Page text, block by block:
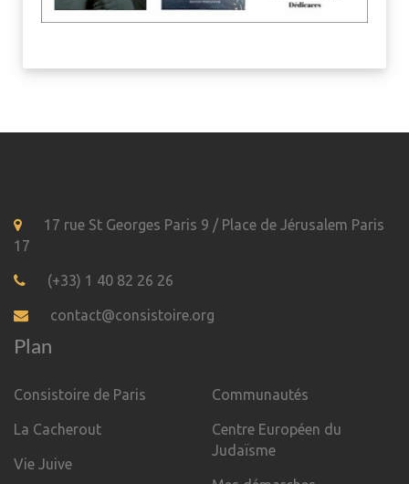
17 rue St Georges Paris 9 / Place de Jérusalem Paris
17
(+33) 1 40 82 26 26
contact@consistoire.org
Plan
Consistoire de Paris
La Cacherout
Vie Juive
Communautés
Centre Européen du
Judaïsme